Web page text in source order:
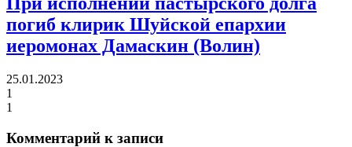
погиб клирик Шуйской епархии
иеромонах Дамаскин (Волин)
25.01.2023
1
1
Комментарий к записи